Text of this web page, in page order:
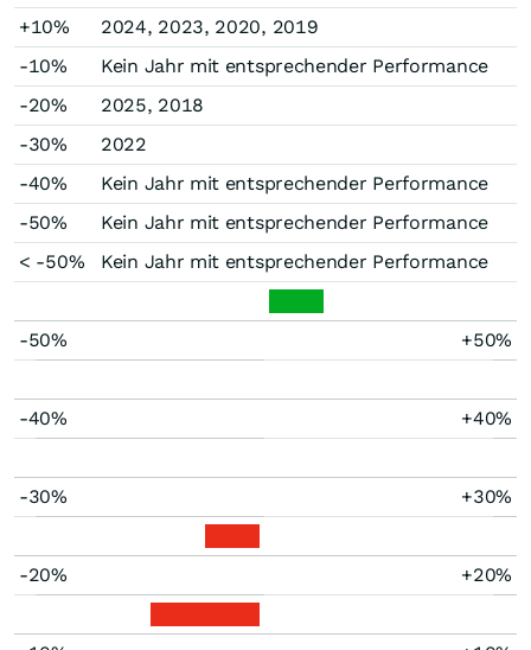
+10%
2024, 2023, 2020, 2019
-10%
Kein Jahr mit entsprechender Performance
-20%
2025, 2018
-30%
2022
-40%
Kein Jahr mit entsprechender Performance
-50%
Kein Jahr mit entsprechender Performance
< -50%
Kein Jahr mit entsprechender Performance
-50% +50%
-40% +40%
-30% +30%
-20% +20%